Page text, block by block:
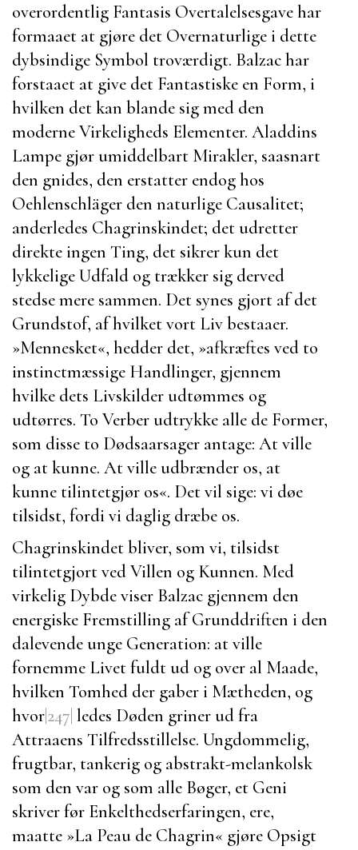
overordentlig Fantasis Overtalelsesgave har
formaaet at gjøre det Overnaturlige i dette
dybsindige Symbol troværdigt. Balzachar
forstaaet at give det Fantastiske en Form, i
hvilken det kan blande sig med den
moderne Virkeligheds Elementer. Aladdins
Lampe gjør umiddelbart Mirakler, saasnart
den gnides, den erstatter endog hos
Oehlenschläger den naturlige Causalitet;
anderledes Chagrinskindet; det udretter
direkte ingen Ting, det sikrer kun det
lykkelige Udfald og trækker sig derved
stedse mere sammen. Det synes gjort af det
Grundstof, af hvilket vort Liv bestaaer.
»Mennesket«, hedder det, »afkræftes ved to
instinctmæssige Handlinger, gjennem
hvilke dets Livskilder udtømmes og
udtørres. To Verber udtrykke alle de Former,
som disse to Dødsaarsager antage: At ville
og at kunne. At ville udbrænder os, at
kunne tilintetgjør os«. Det vil sige: vi døe
tilsidst, fordi vi daglig dræbe os.
Chagrinskindet bliver, som vi, tilsidst
tilintetgjort ved Villen og Kunnen. Med
virkelig Dybde viser Balzac gjennem den
energiske Fremstilling af Grunddriften i den
dalevende unge Generation: at ville
fornemme Livet fuldt ud og over al Maade,
hvilken Tomhed der gaber i Mætheden, og
hvor|247| ledes Døden griner ud fra
Attraaens Tilfredsstillelse. Ungdommelig,
frugtbar, tankerig og abstrakt-melankolsk
som den var og som alle Bøger, et Geni
skriver før Enkelthedserfaringen, ere,
maatte »La Peau de Chagrin« gjøre Opsigt